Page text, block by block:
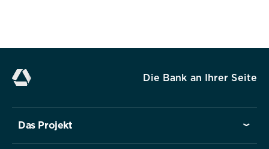
Die Bank an Ihrer Seite
Das Projekt